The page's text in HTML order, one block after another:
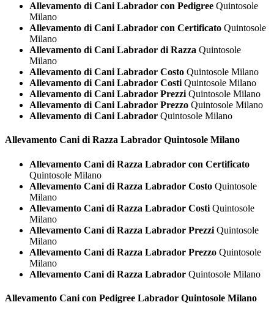
Allevamento di Cani Labrador con Pedigree Quintosole
Milano
Allevamento di Cani Labrador con Certificato Quintosole
Milano
Allevamento di Cani Labrador di Razza Quintosole
Milano
Allevamento di Cani Labrador Costo Quintosole Milano
Allevamento di Cani Labrador Costi Quintosole Milano
Allevamento di Cani Labrador Prezzi Quintosole Milano
Allevamento di Cani Labrador Prezzo Quintosole Milano
Allevamento di Cani Labrador Quintosole Milano
Allevamento Cani di Razza Labrador Quintosole Milano
Allevamento Cani di Razza Labrador con Certificato
Quintosole Milano
Allevamento Cani di Razza Labrador Costo Quintosole
Milano
Allevamento Cani di Razza Labrador Costi Quintosole
Milano
Allevamento Cani di Razza Labrador Prezzi Quintosole
Milano
Allevamento Cani di Razza Labrador Prezzo Quintosole
Milano
Allevamento Cani di Razza Labrador Quintosole Milano
Allevamento Cani con Pedigree Labrador Quintosole Milano